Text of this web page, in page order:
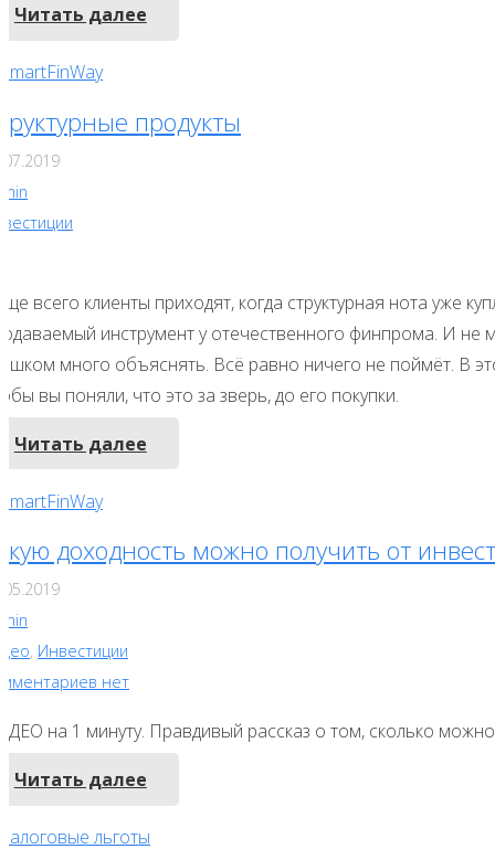
Читать далее
продукты
всего клиенты приходят, когда структурная нота уже
инструмент у отечественного финпрома. И не
много объяснять. Всё равно ничего не поймёт. В
вы поняли, что это за зверь, до его покупки.
Читать далее
доходность можно получить от
, Инвестиции
нет
на 1 минуту. Правдивый рассказ о том, сколько
Читать далее